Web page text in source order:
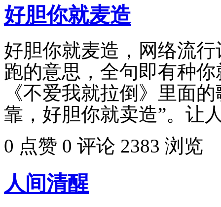
好胆你就麦造
好胆你就麦造，网络流
跑的意思，全句即有种
《不爱我就拉倒》里面
靠，好胆你就卖造”。让
0 点赞 0 评论 2383 浏览
人间清醒